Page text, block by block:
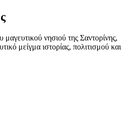
νησιού της Σαντορίνης,
μείγμα ιστορίας, πολιτισμού και